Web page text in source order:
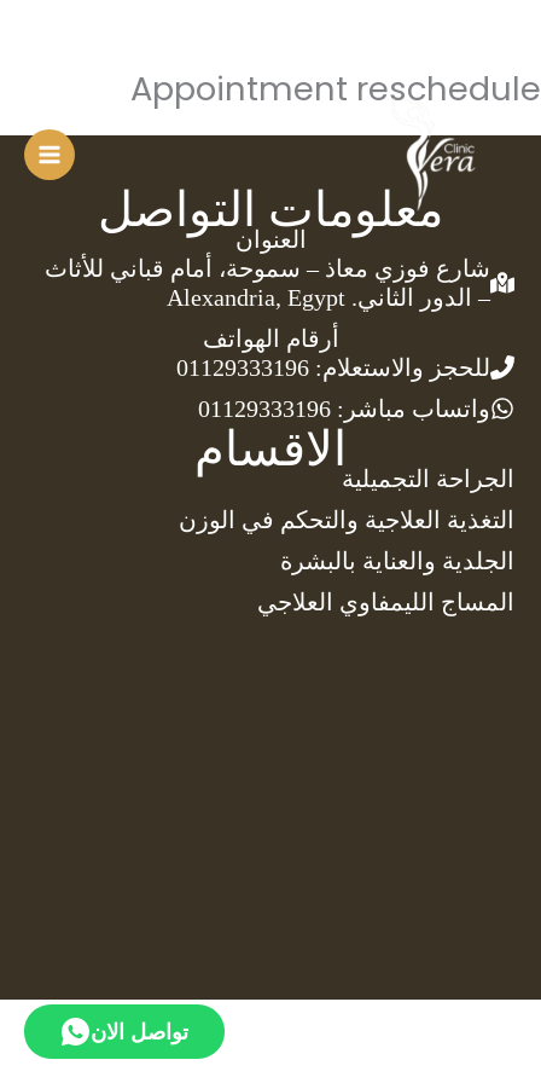
تخطي
المحتوى
Appointment reschedule
معلومات التواصل
العنوان
شارع فوزي معاذ – سموحة، أمام قباني للأثاث
– الدور الثاني. Alexandria, Egypt
أرقام الهواتف
للحجز والاستعلام: 01129333196
واتساب مباشر: 01129333196
الاقسام
الجراحة التجميلية
التغذية العلاجية والتحكم في الوزن
الجلدية والعناية بالبشرة
المساج الليمفاوي العلاجي
تواصل الان